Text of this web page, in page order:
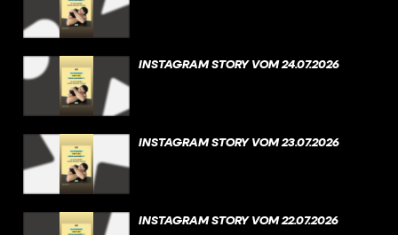
INSTAGRAM STORY VOM 24.07.2026
INSTAGRAM STORY VOM 23.07.2026
INSTAGRAM STORY VOM 22.07.2026